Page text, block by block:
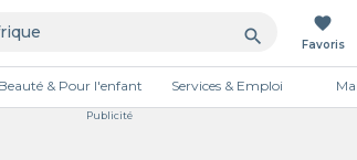
search
favorite
Favoris
& Pour l'enfant Services & Emploi
Publicité